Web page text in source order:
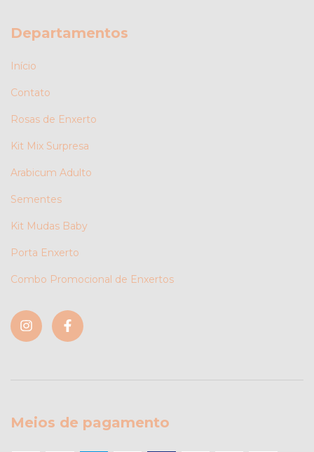
Departamentos
Início
Contato
Rosas de Enxerto
Kit Mix Surpresa
Arabicum Adulto
Sementes
Kit Mudas Baby
Porta Enxerto
Combo Promocional de Enxertos
Meios de pagamento